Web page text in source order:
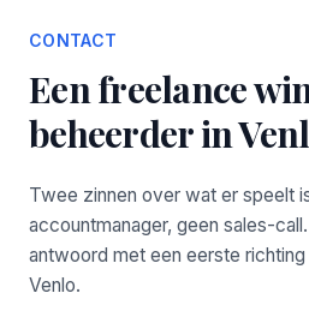
CONTACT
Een freelance
beheerder in
Twee zinnen over wat er speelt
accountmanager, geen sales-
antwoord met een eerste
Venlo.